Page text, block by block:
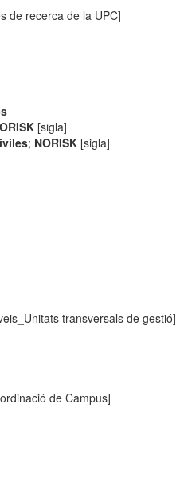
de recerca de la UPC]
[sigla]
; NORISK [sigla]
transversals de gestió]
de Campus]